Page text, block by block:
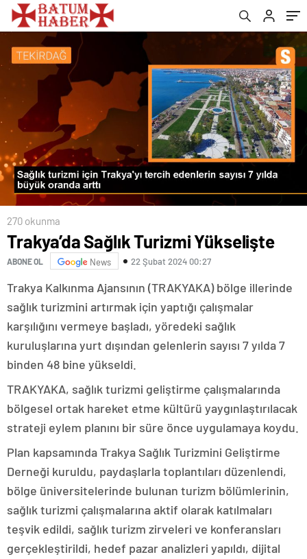
270 okunma
Trakya’da Sağlık Turizmi Yükselişte
ABONE OL News 22 Şubat 2024 00:27
Trakya Kalkınma Ajansının (TRAKYAKA) bölge illerinde
sağlık turizmini artırmak için yaptığı çalışmalar
karşılığını vermeye başladı, yöredeki sağlık
kuruluşlarına yurt dışından gelenlerin sayısı 7 yılda 7
binden 48 bine yükseldi.
TRAKYAKA, sağlık turizmi geliştirme çalışmalarında
bölgesel ortak hareket etme kültürü yaygınlaştırılacak
strateji eylem planını bir süre önce uygulamaya koydu.
Plan kapsamında Trakya Sağlık Turizmini Geliştirme
Derneği kuruldu, paydaşlarla toplantıları düzenlendi,
bölge üniversitelerinde bulunan turizm bölümlerinin,
sağlık turizmi çalışmalarına aktif olarak katılmaları
teşvik edildi, sağlık turizm zirveleri ve konferansları
gerçekleştirildi, hedef pazar analizleri yapıldı, dijital